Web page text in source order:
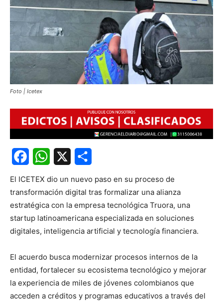
Foto | Icetex
El ICETEX dio un nuevo paso en su proceso de
transformación digital tras formalizar una alianza
estratégica con la empresa tecnológica Truora, una
startup latinoamericana especializada en soluciones
digitales, inteligencia artificial y tecnología financiera.
El acuerdo busca modernizar procesos internos de la
entidad, fortalecer su ecosistema tecnológico y mejorar
la experiencia de miles de jóvenes colombianos que
acceden a créditos y programas educativos a través del